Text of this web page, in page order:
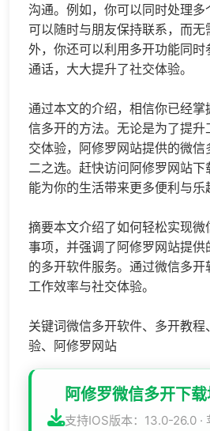
沟通。例如，你可以同时处理
可以随时与朋友保持联系，而无
外，你还可以利用多开功能同
通话，大大提升了社交体验。
通过本文的介绍，相信你已经
信多开的方法。无论是为了提升
交体验，阿修罗网站提供的微
二之选。赶快访问阿修罗网站
能为你的生活带来更多便利与乐
摘要本文介绍了如何轻松实现微
事项，并强调了阿修罗网站提供
的多开软件服务。通过微信多
工作效率与社交体验。
关键词微信多开软件、多开教
验、阿修罗网站
阿修罗微信多开下
支持IOS版本：13.0-26.0 ·